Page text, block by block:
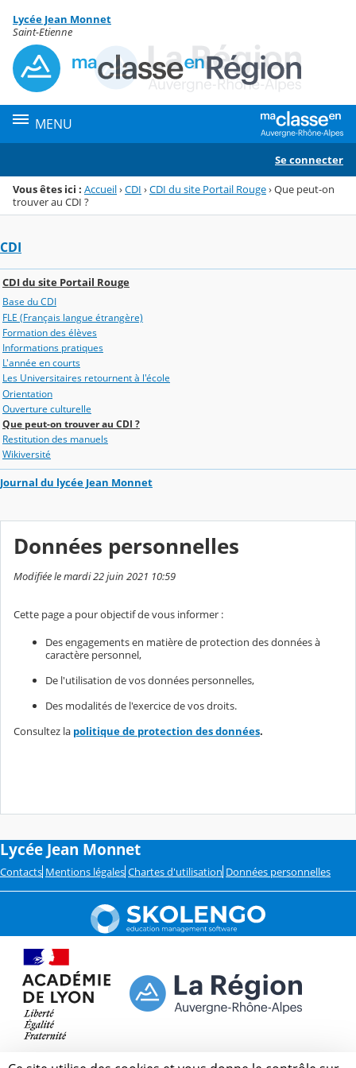
Menu de la rubrique
Contenu
Lycée Jean Monnet
Saint-Etienne
MENU
Se connecter
Vous êtes ici : Accueil›CDI ›CDI du site Portail Rouge›Que peut-on
trouver au CDI ?
CDI
CDI du site Portail Rouge
Base du CDI
FLE (Français langue étrangère)
Formation des élèves
Informations pratiques
L'année en courts
Les Universitaires retournent à l'école
Orientation
Ouverture culturelle
Que peut-on trouver au CDI ?
Restitution des manuels
Wikiversité
Journal du lycée Jean Monnet
Données personnelles
Modifiée le mardi 22 juin 2021 10:59
Cette page a pour objectif de vous informer :
Des engagements en matière de protection des données à
caractère personnel,
De l'utilisation de vos données personnelles,
Des modalités de l'exercice de vos droits.
Consultez la politique de protection des données.
Lycée Jean Monnet
Contacts Mentions légales Chartes d'utilisation Données personnelles